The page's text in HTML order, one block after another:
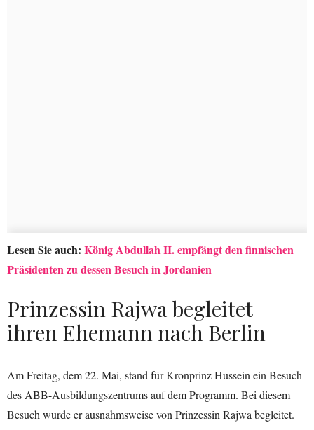
Lesen Sie auch: König Abdullah II. empfängt den finnischen
Präsidenten zu dessen Besuch in Jordanien
Prinzessin Rajwa begleitet
ihren Ehemann nach Berlin
Am Freitag, dem 22. Mai, stand für Kronprinz Hussein ein Besuch
des ABB-Ausbildungszentrums auf dem Programm. Bei diesem
Besuch wurde er ausnahmsweise von Prinzessin Rajwa begleitet.